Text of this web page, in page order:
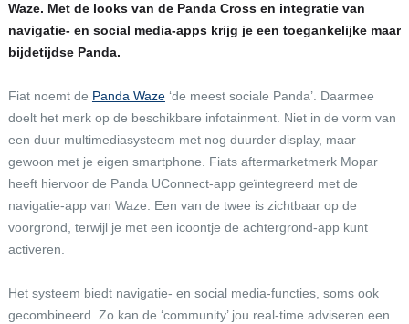
Waze. Met de looks van de Panda Cross en integratie van
navigatie- en social media-apps krijg je een toegankelijke maar
bijdetijdse Panda.
Fiat noemt de Panda Waze‘de meest sociale Panda’. Daarmee
doelt het merk op de beschikbare infotainment. Niet in de vorm van
een duur multimediasysteem met nog duurder display, maar
gewoon met je eigen smartphone. Fiats aftermarketmerk Mopar
heeft hiervoor de Panda UConnect-app geïntegreerd met de
navigatie-app van Waze. Een van de twee is zichtbaar op de
voorgrond, terwijl je met een icoontje de achtergrond-app kunt
activeren.
Het systeem biedt navigatie- en social media-functies, soms ook
gecombineerd. Zo kan de ‘community’ jou real-time adviseren een